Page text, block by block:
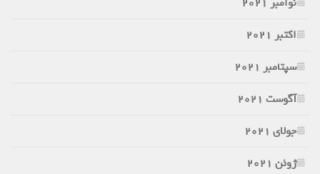
اکتبر 2021
سپتامبر 2021
آگوست 2021
جولای 2021
ژوئن 2021